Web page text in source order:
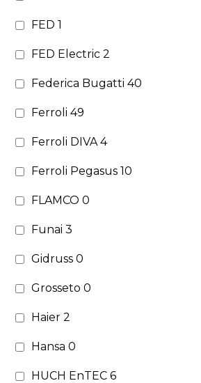
FED1
FED Electric2
Federica Bugatti40
Ferroli49
Ferroli DIVA4
Ferroli Pegasus10
FLAMCO0
Funai3
Gidruss0
Grosseto0
Haier2
Hansa0
HUCH EnTEC6